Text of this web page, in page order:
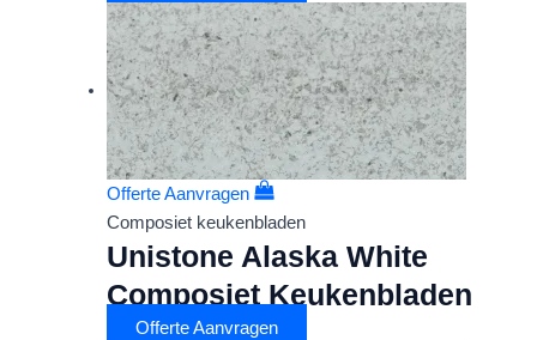
Offerte Aanvragen
Composiet keukenbladen
Unistone Alaska White
Composiet Keukenbladen
Offerte Aanvragen